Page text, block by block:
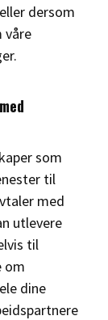
dersom
våre
som
til
med
utlevere
til
om
dine